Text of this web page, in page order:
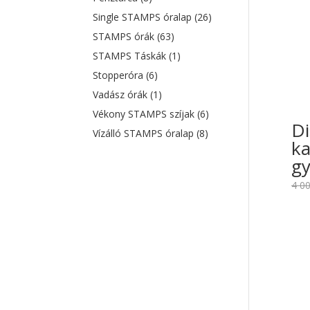
4
Single STAMPS óralap(26)
STAMPS órák(63)
STAMPS Táskák(1)
Stopperóra(6)
Vadász órák(1)
Vékony STAMPS szíjak(6)
Vízálló STAMPS óralap(8)